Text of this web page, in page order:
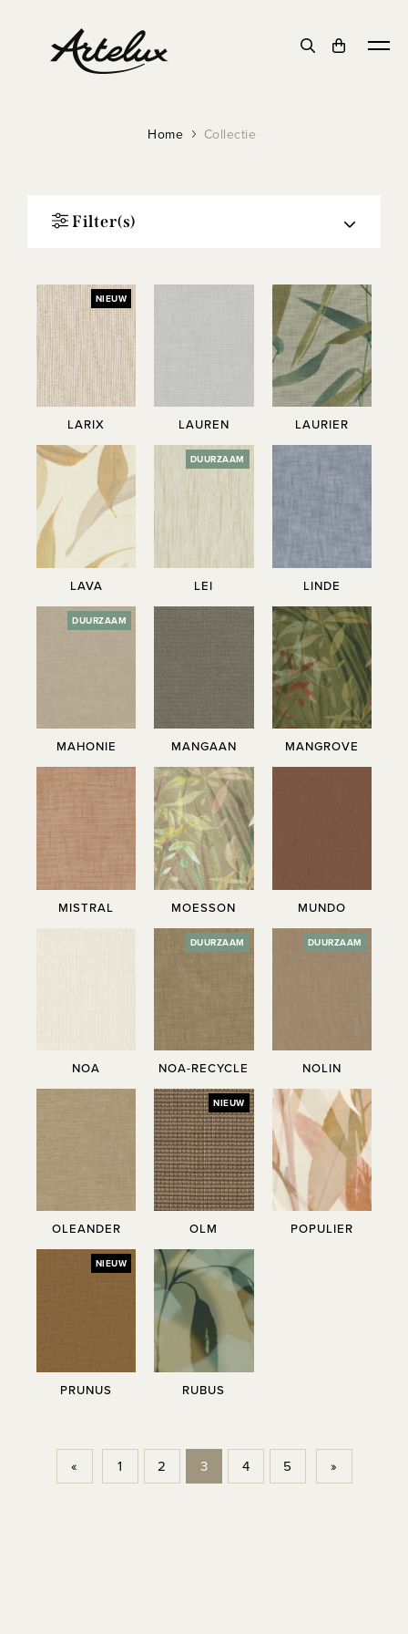
Home Collectie
Filter(s)
LARIX
NIEUW
LAUREN LAURIER
LAVA LEI
DUURZAAM
LINDE
MAHONIE
DUURZAAM
MANGAAN MANGROVE
MISTRAL MOESSON MUNDO
NOA NOA-RECYCLE
DUURZAAM
NOLIN
DUURZAAM
OLEANDER OLM
NIEUW
POPULIER
PRUNUS
NIEUW
RUBUS
« 1 2 3 4 5 »